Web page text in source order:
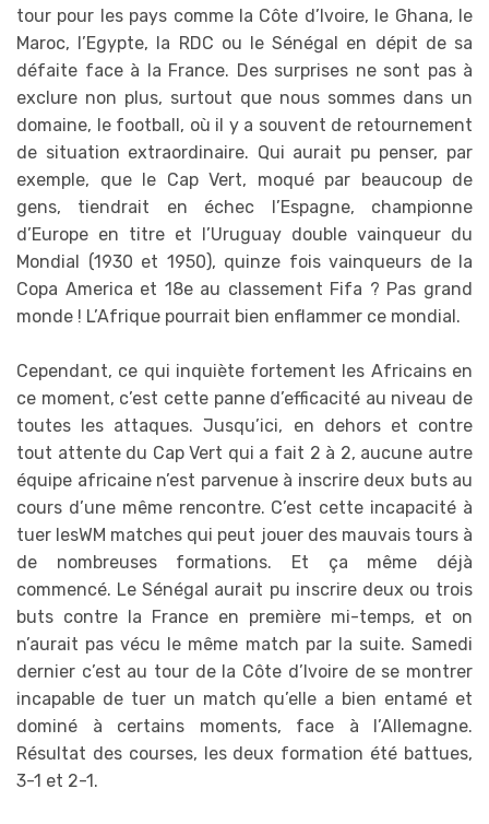
tour pour les pays comme la Côte d’Ivoire, le Ghana, le
Maroc, l’Egypte, la RDC ou le Sénégal en dépit de sa
défaite face à la France. Des surprises ne sont pas à
exclure non plus, surtout que nous sommes dans un
domaine, le football, où il y a souvent de retournement
de situation extraordinaire. Qui aurait pu penser, par
exemple, que le Cap Vert, moqué par beaucoup de
gens, tiendrait en échec l’Espagne, championne
d’Europe en titre et l’Uruguay double vainqueur du
Mondial (1930 et 1950), quinze fois vainqueurs de la
Copa America et 18e au classement Fifa ? Pas grand
monde ! L’Afrique pourrait bien enflammer ce mondial.
Cependant, ce qui inquiète fortement les Africains en
ce moment, c’est cette panne d’efficacité au niveau de
toutes les attaques. Jusqu’ici, en dehors et contre
tout attente du Cap Vert qui a fait 2 à 2, aucune autre
équipe africaine n’est parvenue à inscrire deux buts au
cours d’une même rencontre. C’est cette incapacité à
tuer lesWM matches qui peut jouer des mauvais tours à
de nombreuses formations. Et ça même déjà
commencé. Le Sénégal aurait pu inscrire deux ou trois
buts contre la France en première mi-temps, et on
n’aurait pas vécu le même match par la suite. Samedi
dernier c’est au tour de la Côte d’Ivoire de se montrer
incapable de tuer un match qu’elle a bien entamé et
dominé à certains moments, face à l’Allemagne.
Résultat des courses, les deux formation été battues,
3-1 et 2-1.